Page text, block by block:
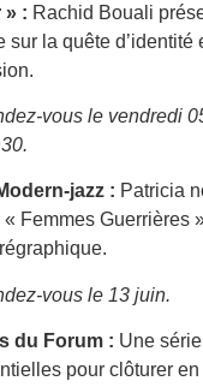
» : Rachid Bouali
sur la quête d’identité
vous le vendredi
jazz : Patricia
Femmes Guerrières
vous le 13 juin.
du Forum : Une
pour clôturer en